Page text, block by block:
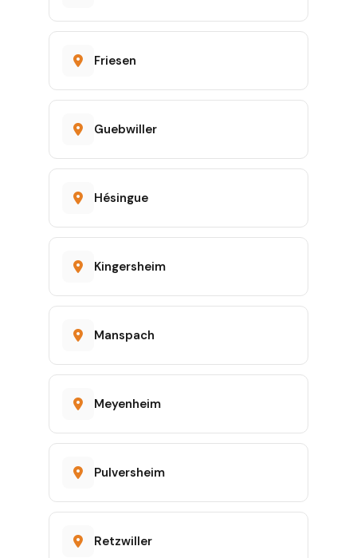
Friesen
Guebwiller
Hésingue
Kingersheim
Manspach
Meyenheim
Pulversheim
Retzwiller